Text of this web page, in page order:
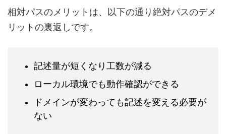
相対パスのメリットは、以下の通り絶対パスのデメ
リットの裏返しです。
記述量が短くなり工数が減る
ローカル環境でも動作確認ができる
ドメインが変わっても記述を変える必要が
ない